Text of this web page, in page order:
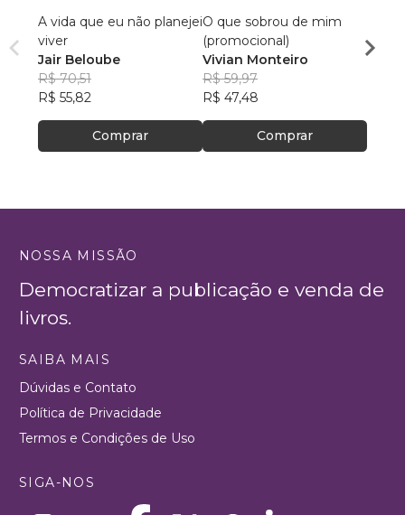
A vida que eu não planejei
viver
Jair Beloube
R$ 70,51
R$ 55,82
Comprar
O que sobrou de mim
(promocional)
Vivian Monteiro
R$ 59,97
R$ 47,48
Comprar
R$
NOSSA MISSÃO
Democratizar a publicação e venda de
livros.
SAIBA MAIS
Dúvidas e Contato
Política de Privacidade
Termos e Condições de Uso
SIGA-NOS